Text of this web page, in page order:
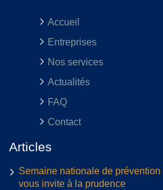
Accueil
Entreprises
Nos services
Actualités
FAQ
Contact
Articles
Semaine nationale de
vous invite à la prudence